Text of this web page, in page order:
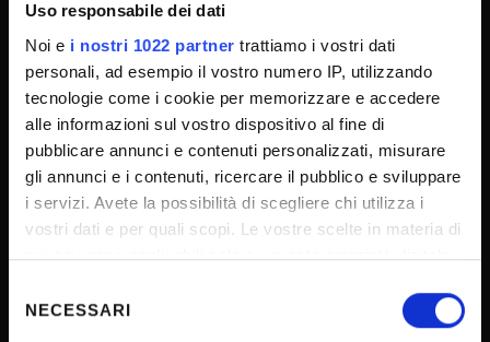
Uso responsabile dei dati
Noi e i nostri 1022 partner trattiamo i vostri dati
personali, ad esempio il vostro numero IP, utilizzando
tecnologie come i cookie per memorizzare e accedere
alle informazioni sul vostro dispositivo al fine di
pubblicare annunci e contenuti personalizzati, misurare
gli annunci e i contenuti, ricercare il pubblico e sviluppare
i servizi. Avete la possibilità di scegliere chi utilizza i
vostri dati e per quali scopi. Le vostre scelte in materia di
privacy sono applicabili solo su questa proprietà digitale
modificare o revocare il proprio consenso in qualsiasi
momento dalla Dichiarazione sui cookie o facendo clic
delNECESSARI
Gare di appalto
Atti di notifica
Note legali
Privacy
Cookie
Sponsorizzazioni e donazioni
Iniziative e convegni
Firma Elettronica Avanzata